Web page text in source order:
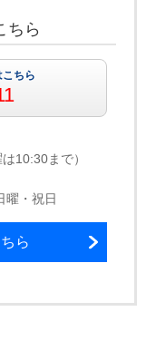
ちら
ちら
10:30まで）
曜・祝日
ら